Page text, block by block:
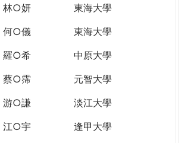
林○妍
東海大學
何○儀
東海大學
羅○希
中原大學
蔡○霈
元智大學
游○謙
淡江大學
江○宇
逢甲大學